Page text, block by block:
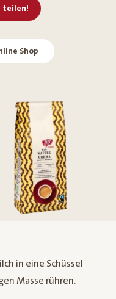
teilen!
Shop
in eine Schüssel
Masse rühren.